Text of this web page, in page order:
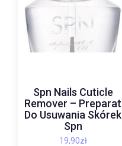
Spn Nails Cuticle
Remover – Preparat
Do Usuwania Skórek
Spn
19,90zł